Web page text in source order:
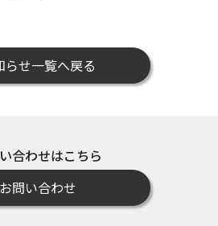
らせ一覧へ戻る
合わせはこちら
お問い合わせ